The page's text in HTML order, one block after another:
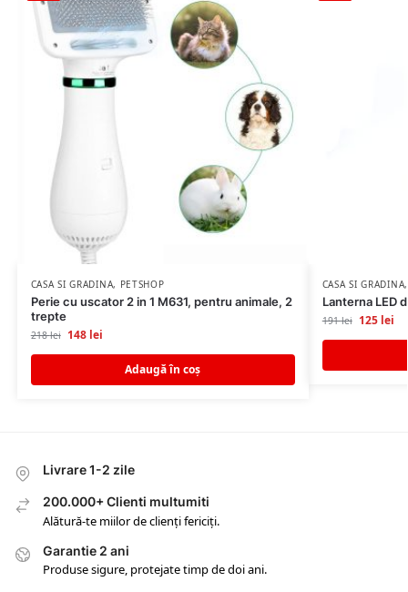
CASA SI GRADINA, PETSHOP
Perie cu uscator 2 in 1 M631, pentru animale, 2
trepte
218lei 148 lei
Adaugă în coș
CASA SI GRADINA
Lanterna LED
191lei 125 lei
Livrare 1-2 zile
200.000+ Clienti multumiti
Alătură-te miilor de clienți fericiți.
Garantie 2 ani
Produse sigure, protejate timp de doi ani.